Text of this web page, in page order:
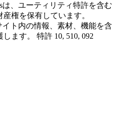
は、ユーティリティ特許を含む
権を保有しています。
イト内の情報、素材、機能を含
ます。 特許 10, 510, 092